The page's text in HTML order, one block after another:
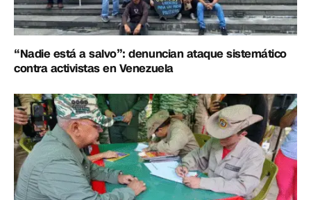
“Nadie está a salvo”: denuncian ataque sistemático
contra activistas en Venezuela